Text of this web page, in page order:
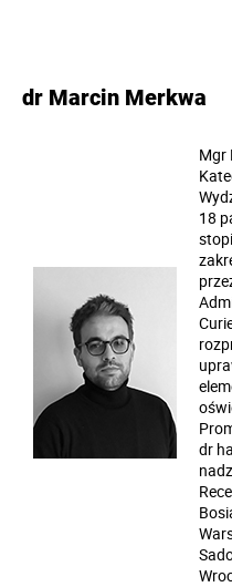
dr Marcin Merkwa
Mgr
18
dr